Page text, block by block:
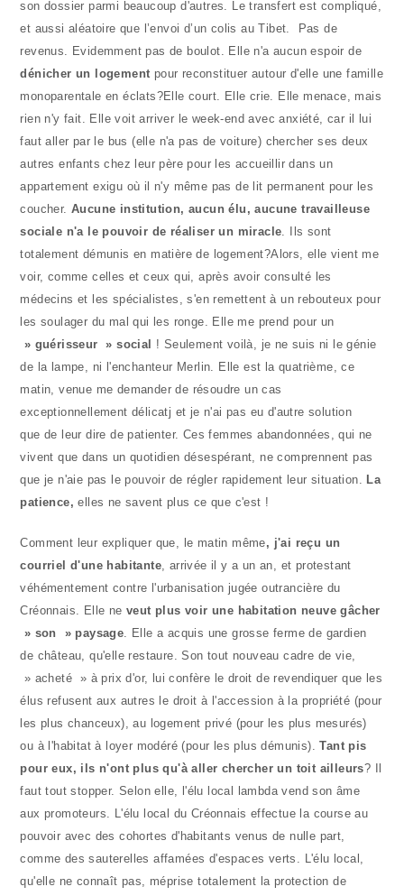
son dossier parmi beaucoup d'autres. Le transfert est compliqué,
et aussi aléatoire que l’envoi d’un colis au Tibet. Pas de
revenus. Evidemment pas de boulot. Elle n'a aucun espoir de
dénicher un logement pour reconstituer autour d'elle une famille
monoparentale en éclats?Elle court. Elle crie. Elle menace, mais
rien n'y fait. Elle voit arriver le week-end avec anxiété, car il lui
faut aller par le bus (elle n'a pas de voiture) chercher ses deux
autres enfants chez leur père pour les accueillir dans un
appartement exigu où il n'y même pas de lit permanent pour les
coucher.Aucune institution, aucun élu, aucune travailleuse
sociale n'a le pouvoir de réaliser un miracle. Ils sont
totalement démunis en matière de logement?Alors, elle vient me
voir, comme celles et ceux qui, après avoir consulté les
médecins et les spécialistes, s'en remettent à un rebouteux pour
les soulager du mal qui les ronge. Elle me prend pour un
» guérisseur » social ! Seulement voilà, je ne suis ni le génie
de la lampe, ni l'enchanteur Merlin. Elle est la quatrième, ce
matin, venue me demander de résoudre un cas
exceptionnellement délicatj et je n'ai pas eu d'autre solution
que de leur dire de patienter. Ces femmes abandonnées, qui ne
vivent que dans un quotidien désespérant, ne comprennent pas
que je n'aie pas le pouvoir de régler rapidement leur situation. La
patience, elles ne savent plus ce que c'est !
Comment leur expliquer que, le matin même, j'ai reçu un
courriel d'une habitante, arrivée il y a un an, et protestant
véhémentement contre l'urbanisation jugée outrancière du
Créonnais. Elle neveut plus voir une habitation neuve gâcher
» son » paysage. Elle a acquis une grosse ferme de gardien
de château, qu'elle restaure. Son tout nouveau cadre de vie,
» acheté » à prix d'or, lui confère le droit de revendiquer que les
élus refusent aux autres le droit à l'accession à la propriété (pour
les plus chanceux), au logement privé (pour les plus mesurés)
ou à l'habitat à loyer modéré (pour les plus démunis).Tant pis
pour eux, ils n'ont plus qu'à aller chercher un toit ailleurs? Il
faut tout stopper. Selon elle, l'élu local lambda vend son âme
aux promoteurs. L'élu local du Créonnais effectue la course au
pouvoir avec des cohortes d'habitants venus de nulle part,
comme des sauterelles affamées d'espaces verts. L'élu local,
qu'elle ne connaît pas, méprise totalement la protection de